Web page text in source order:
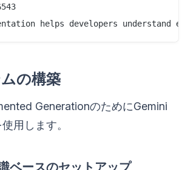
の構築
GenerationのためにGemini
用します。